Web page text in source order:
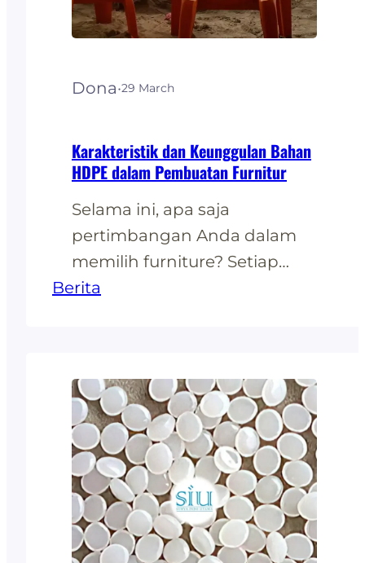
Dona·29 March
Karakteristik dan Keunggulan Bahan
HDPE dalam Pembuatan Furnitur
Selama ini, apa saja
pertimbangan Anda dalam
memilih furniture? Setiap
orang mungkin memiliki
daya tahan, sampai
fungsionalitas. Plastik
merupakan bahan yang
kerap dimanfaatkan untuk
pembuatan benda ini. Selain
karena harganya yang relatif
terjangkau, furnitur berbahan
Berita